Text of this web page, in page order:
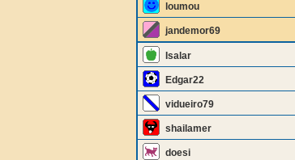
loumou
jandemor69
Isalar
Edgar22
vidueiro79
shailamer
doesi